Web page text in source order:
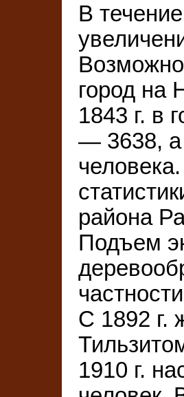
В
город на
1843 г. в
— 3638, а
района
Подъем
С 1892 г.
1910 г.